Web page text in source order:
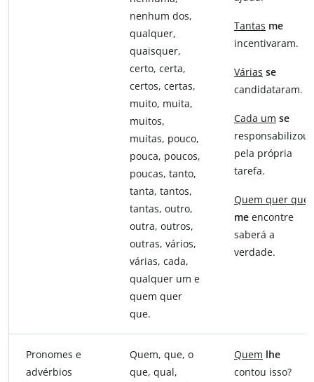
nenhum dos,
qualquer,
quaisquer,
certo, certa,
certos, certas,
muito, muita,
muitos,
muitas, pouco,
pouca, poucos,
poucas, tanto,
tanta, tantos,
tantas, outro,
outra, outros,
outras, vários,
várias, cada,
qualquer um e
quem quer
que.
Tantas me
incentivaram.
Várias se
candidataram.
Cada um se
responsabilizou
pela própria
tarefa.
Quem quer que
me encontre
saberá a
verdade.
Pronomes e
advérbios
Quem, que, o
que, qual,
Quem lhe
contou isso?